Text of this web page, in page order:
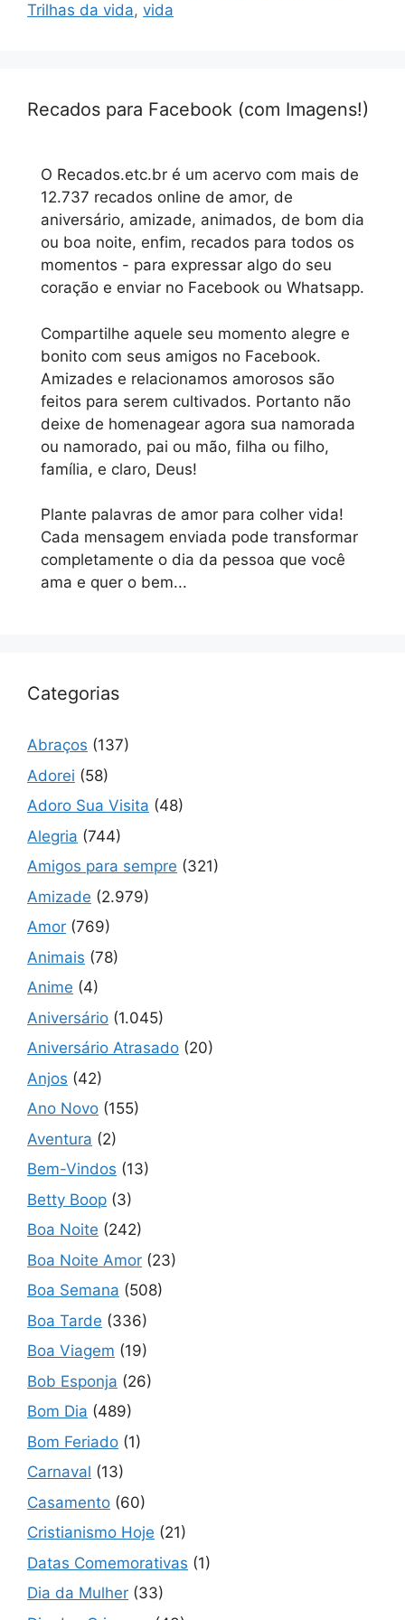
Trilhas da vida, vida
Recados para Facebook (com Imagens!)
O Recados.etc.br é um acervo com mais de
12.737 recados online de amor, de
aniversário, amizade, animados, de bom dia
ou boa noite, enfim, recados para todos os
momentos - para expressar algo do seu
coração e enviar no Facebook ou Whatsapp.
Compartilhe aquele seu momento alegre e
bonito com seus amigos no Facebook.
Amizades e relacionamos amorosos são
feitos para serem cultivados. Portanto não
deixe de homenagear agora sua namorada
ou namorado, pai ou mão, filha ou filho,
família, e claro, Deus!
Plante palavras de amor para colher vida!
Cada mensagem enviada pode transformar
completamente o dia da pessoa que você
ama e quer o bem...
Categorias
Abraços (137)
Adorei (58)
Adoro Sua Visita (48)
Alegria (744)
Amigos para sempre (321)
Amizade (2.979)
Amor (769)
Animais (78)
Anime (4)
Aniversário (1.045)
Aniversário Atrasado (20)
Anjos (42)
Ano Novo (155)
Aventura (2)
Bem-Vindos (13)
Betty Boop (3)
Boa Noite (242)
Boa Noite Amor (23)
Boa Semana (508)
Boa Tarde (336)
Boa Viagem (19)
Bob Esponja (26)
Bom Dia (489)
Bom Feriado (1)
Carnaval (13)
Casamento (60)
Cristianismo Hoje (21)
Datas Comemorativas (1)
Dia da Mulher (33)